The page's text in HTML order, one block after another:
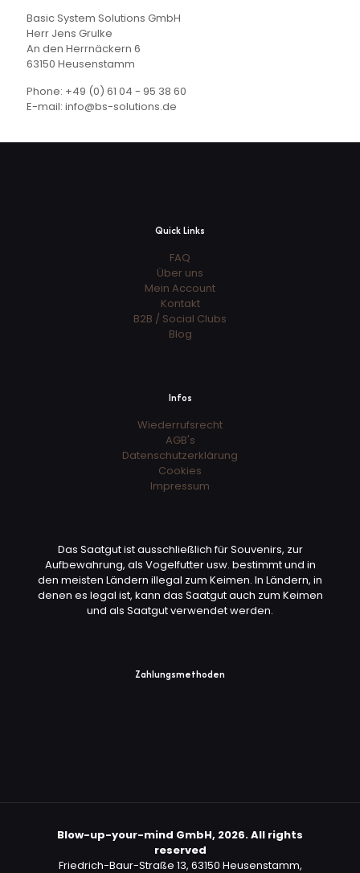
Basic System Solutions GmbH
Herr Jens Grulke
An den Herrnäckern 6
63150 Heusenstamm
Phone: +49 (0) 61 04 - 95 38 60
E-mail: info@bs-solutions.de
Quick Links
FAQ
Über uns
Mein Account
Kontakt
B2B / Social Clubs
Blog
Infos
Wiederrufsrecht
AGB's
Datenschutzerklärung
Cookies
Impressum
Das Saatgut ist ausschließlich für Souvenirs, zur
Aufbewahrung, als Vogelfutter usw. bestimmt und in
den meisten Ländern illegal zum Keimen. In Ländern, in
denen es legal ist, kann das Saatgut auch zum Keimen
und als Saatgut verwendet werden.
Zahlungsmethoden
Blow-up-your-mind GmbH, 2026. All rights
reserved
Friedrich-Baur-Straße 13, 63150 Heusenstamm,